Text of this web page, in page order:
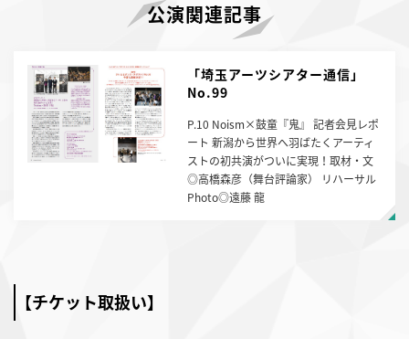
公演関連記事
「埼玉アーツシアター通信」
No.99
P.10 Noism×鼓童『鬼』 記者会見レポ
ート 新潟から世界へ羽ばたくアーティ
ストの初共演がついに実現！取材・文
◎高橋森彦（舞台評論家） リハーサル
Photo◎遠藤 龍
【チケット取扱い】